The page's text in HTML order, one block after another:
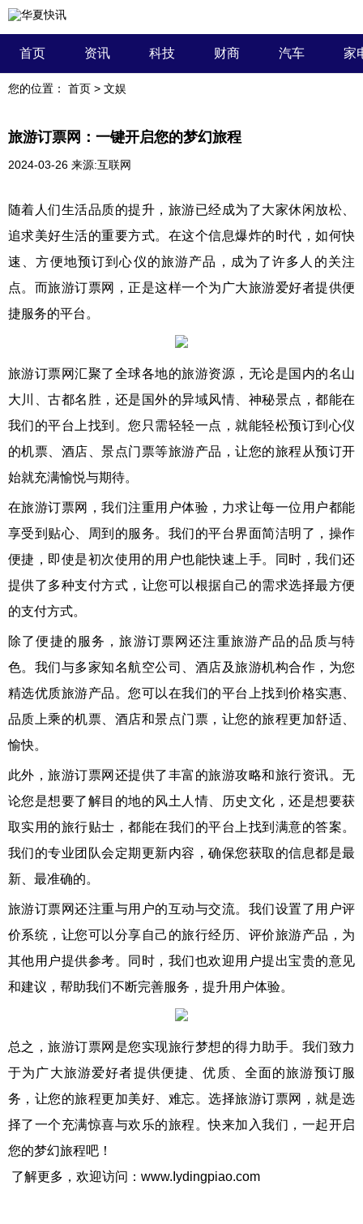
首页 资讯 科技 财商 汽车 家
您的位置： 首页 > 文娱
旅游订票网：一键开启您的梦幻旅程
2024-03-26 来源:互联网
随着人们生活品质的提升，旅游已经成为了大家休闲放松、
追求美好生活的重要方式。在这个信息爆炸的时代，如何快
速、方便地预订到心仪的旅游产品，成为了许多人的关注
点。而旅游订票网，正是这样一个为广大旅游爱好者提供便
捷服务的平台。
旅游订票网汇聚了全球各地的旅游资源，无论是国内的名山
大川、古都名胜，还是国外的异域风情、神秘景点，都能在
我们的平台上找到。您只需轻轻一点，就能轻松预订到心仪
的机票、酒店、景点门票等旅游产品，让您的旅程从预订开
始就充满愉悦与期待。
在旅游订票网，我们注重用户体验，力求让每一位用户都能
享受到贴心、周到的服务。我们的平台界面简洁明了，操作
便捷，即使是初次使用的用户也能快速上手。同时，我们还
提供了多种支付方式，让您可以根据自己的需求选择最方便
的支付方式。
除了便捷的服务，旅游订票网还注重旅游产品的品质与特
色。我们与多家知名航空公司、酒店及旅游机构合作，为您
精选优质旅游产品。您可以在我们的平台上找到价格实惠、
品质上乘的机票、酒店和景点门票，让您的旅程更加舒适、
愉快。
此外，旅游订票网还提供了丰富的旅游攻略和旅行资讯。无
论您是想要了解目的地的风土人情、历史文化，还是想要获
取实用的旅行贴士，都能在我们的平台上找到满意的答案。
我们的专业团队会定期更新内容，确保您获取的信息都是最
新、最准确的。
旅游订票网还注重与用户的互动与交流。我们设置了用户评
价系统，让您可以分享自己的旅行经历、评价旅游产品，为
其他用户提供参考。同时，我们也欢迎用户提出宝贵的意见
和建议，帮助我们不断完善服务，提升用户体验。
总之，旅游订票网是您实现旅行梦想的得力助手。我们致力
于为广大旅游爱好者提供便捷、优质、全面的旅游预订服
务，让您的旅程更加美好、难忘。选择旅游订票网，就是选
择了一个充满惊喜与欢乐的旅程。快来加入我们，一起开启
您的梦幻旅程吧！
了解更多，欢迎访问：www.Iydingpiao.com